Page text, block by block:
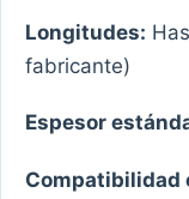
Longitudes:
fabricante)
Espesor
Compatibilidad